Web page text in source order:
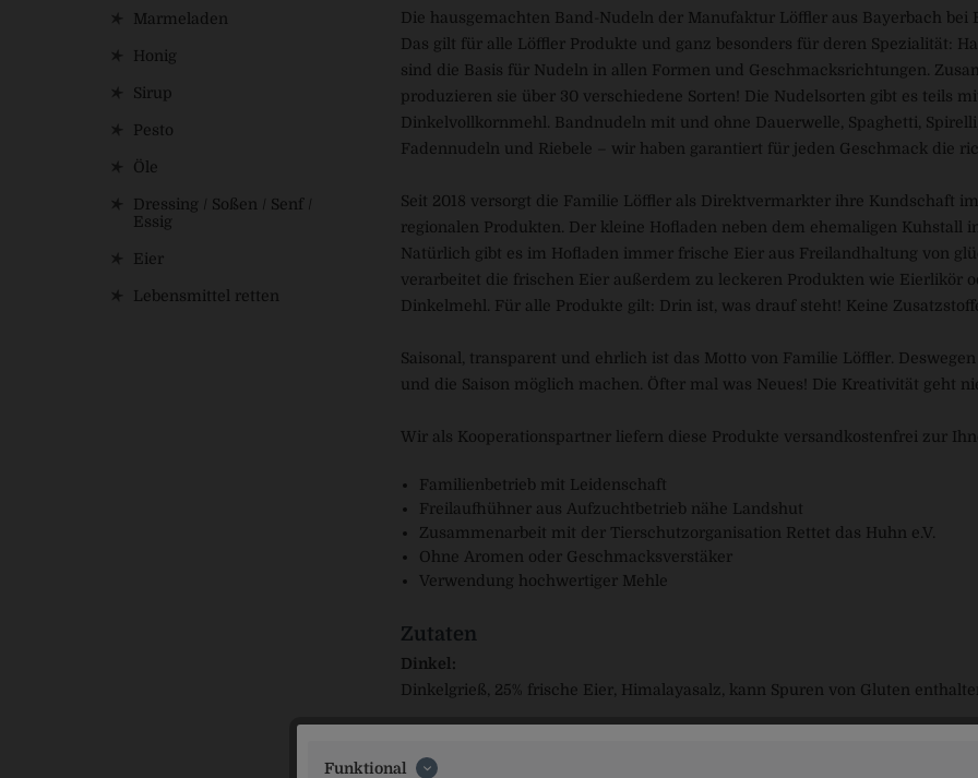
Marmeladen
Honig
Sirup
Pesto
Öle
Dressing / Soßen / Senf /
Essig
Eier
Lebensmittel retten
Die hausgemachten Band-Nudeln der Manufaktur Löffler aus Bayerbach bei
Das gilt für alle Löffler Produkte und ganz besonders für deren Spezialität:
sind die Basis für Nudeln in allen Formen und Geschmacksrichtungen.
produzieren sie über 30 verschiedene Sorten! Die Nudelsorten gibt es teils
Dinkelvollkornmehl. Bandnudeln mit und ohne Dauerwelle, Spaghetti,
Fadennudeln und Riebele – wir haben garantiert für jeden Geschmack die
Seit 2018 versorgt die Familie Löffler als Direktvermarkter ihre Kundschaft
regionalen Produkten. Der kleine Hofladen neben dem ehemaligen Kuhstall
Natürlich gibt es im Hofladen immer frische Eier aus Freilandhaltung von
verarbeitet die frischen Eier außerdem zu leckeren Produkten wie Eierlikör
Dinkelmehl. Für alle Produkte gilt: Drin ist, was drauf steht! Keine
Saisonal, transparent und ehrlich ist das Motto von Familie Löffler.
und die Saison möglich machen. Öfter mal was Neues! Die Kreativität geht
Wir als Kooperationspartner liefern diese Produkte versandkostenfrei zur
Familienbetrieb mit Leidenschaft
Freilaufhühner aus Aufzuchtbetrieb nähe Landshut
Zusammenarbeit mit der Tierschutzorganisation Rettet das Huhn e.V.
Ohne Aromen oder Geschmacksverstäker
Verwendung hochwertiger Mehle
Zutaten
Dinkel:
Dinkelgrieß, 25% frische Eier, Himalayasalz, kann Spuren von Gluten
Hartweizengrieß, 25% frische Eier, Meersalz.
Funktional